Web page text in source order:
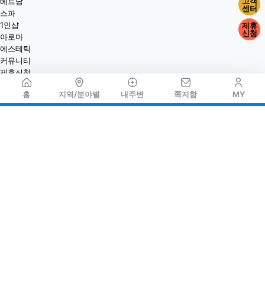
홈 지역/분야별 내주변 쪽지함 MY
스파
1인샵
아로마
에스테틱
커뮤니티
제휴신청
센터
제휴
신청